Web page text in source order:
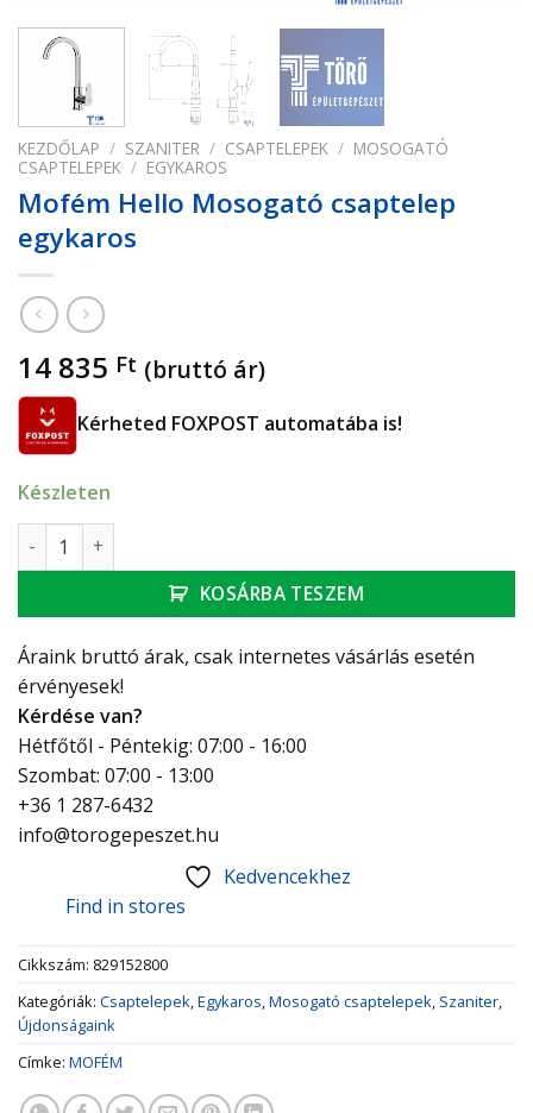
KEZDŐLAP / SZANITER / CSAPTELEPEK / MOSOGATÓ
CSAPTELEPEK / EGYKAROS
Mofém Hello Mosogató csaptelep
egykaros
14 835 Ft (bruttó ár)
Kérheted FOXPOST automatába is!
Készleten
Mofém Hello Mosogató csaptelep egykaros mennyiség
KOSÁRBA TESZEM
Áraink bruttó árak, csak internetes vásárlás esetén
érvényesek!
Kérdése van?
Hétfőtől - Péntekig: 07:00 - 16:00
Szombat: 07:00 - 13:00
+36 1 287-6432
info@torogepeszet.hu
Kedvencekhez
Find in stores
Cikkszám: 829152800
Kategóriák: Csaptelepek Egykaros Mosogató csaptelepek Szaniter
Újdonságaink
Címke: MOFÉM